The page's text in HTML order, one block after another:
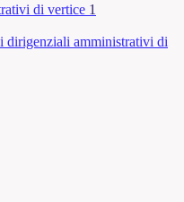
di vertice 1
dirigenziali amministrativi di